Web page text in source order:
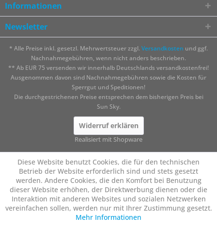
Informationen
Newsletter
* Alle Preise inkl. gesetzl. Mehrwertsteuer zzgl. Versandkosten und ggf.
Nachnahmegebühren, wenn nicht anders beschrieben.
** Ab EUR 75 versenden wir innerhalb Deutschlands versandkostenfrei!
Ausgenommen davon sind Nachnahmegebühren sowie die Kosten für
Sperrgut und Speditionen!
Die durchgestrichenen Preise entsprechen dem bisherigen Preis bei
Sun Sky.
Widerruf erklären
Realisiert mit Shopware
Diese Website benutzt Cookies, die für den technischen
Betrieb der Website erforderlich sind und stets gesetzt
werden. Andere Cookies, die den Komfort bei Benutzung
dieser Website erhöhen, der Direktwerbung dienen oder die
Interaktion mit anderen Websites und sozialen Netzwerken
vereinfachen sollen, werden nur mit Ihrer Zustimmung gesetzt.
Mehr Informationen